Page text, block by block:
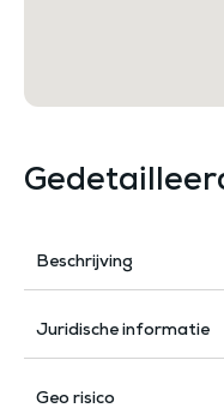
Beschrijving
Juridische informatie
Geo risico